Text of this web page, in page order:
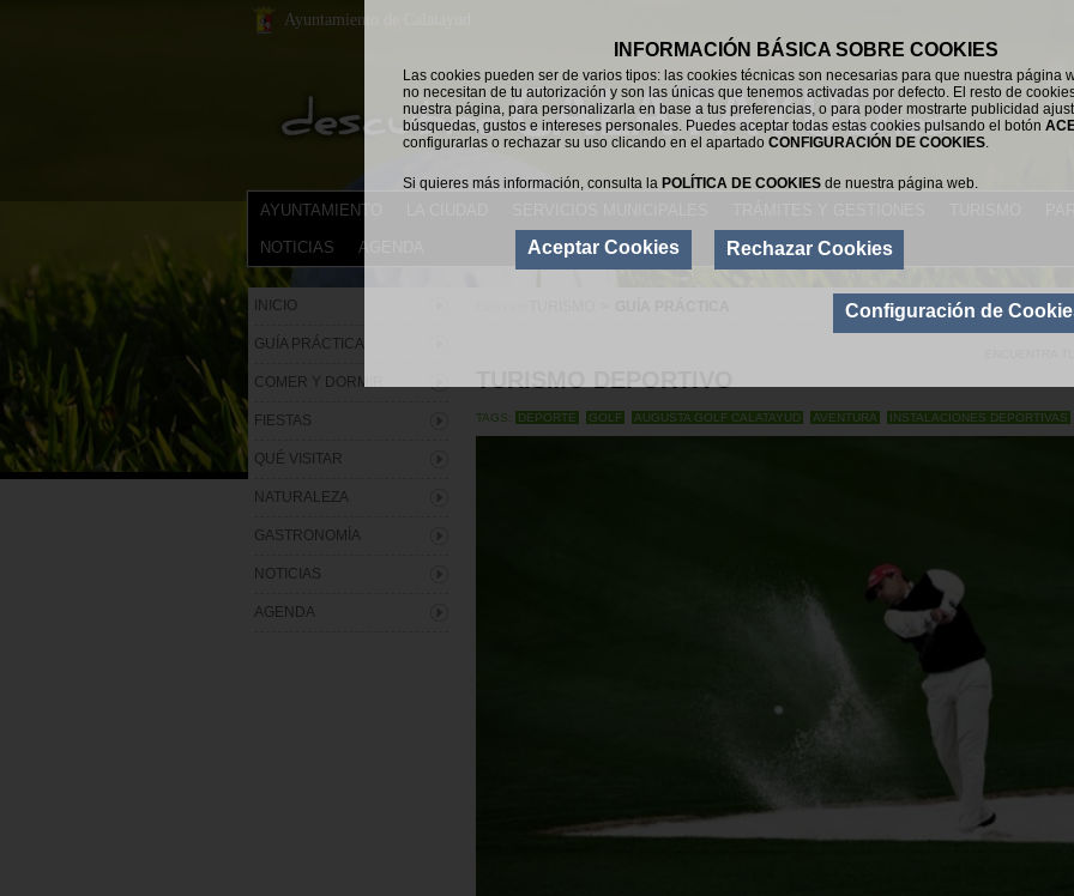
INFORMACIÓN BÁSICA SOBRE COOKIES
Las cookies pueden ser de varios tipos: las cookies técnicas son necesarias para que nuestra página
no necesitan de tu autorización y son las únicas que tenemos activadas por defecto. El resto de
nuestra página, para personalizarla en base a tus preferencias, o para poder mostrarte publicidad
búsquedas, gustos e intereses personales. Puedes aceptar todas estas cookies pulsando el botón
configurarlas o rechazar su uso clicando en el apartado CONFIGURACIÓN DE COOKIES.
Si quieres más información, consulta la POLÍTICA DE COOKIES de nuestra página web.
Aceptar Cookies Rechazar Cookies
Configuración de
TAGS: DEPORTE GOLF AUGUSTA GOLF CALATAYUD AVENTURA INSTALACIONES DEPORTIVAS
INICIO
GUÍA PRÁCTICA
COMER Y DORMIR
FIESTAS
QUÉ VISITAR
NATURALEZA
GASTRONOMÍA
NOTICIAS
AGENDA
AYUNTAMIENTO
NOTICIAS AGENDA
Ayuntamiento de Calatayud